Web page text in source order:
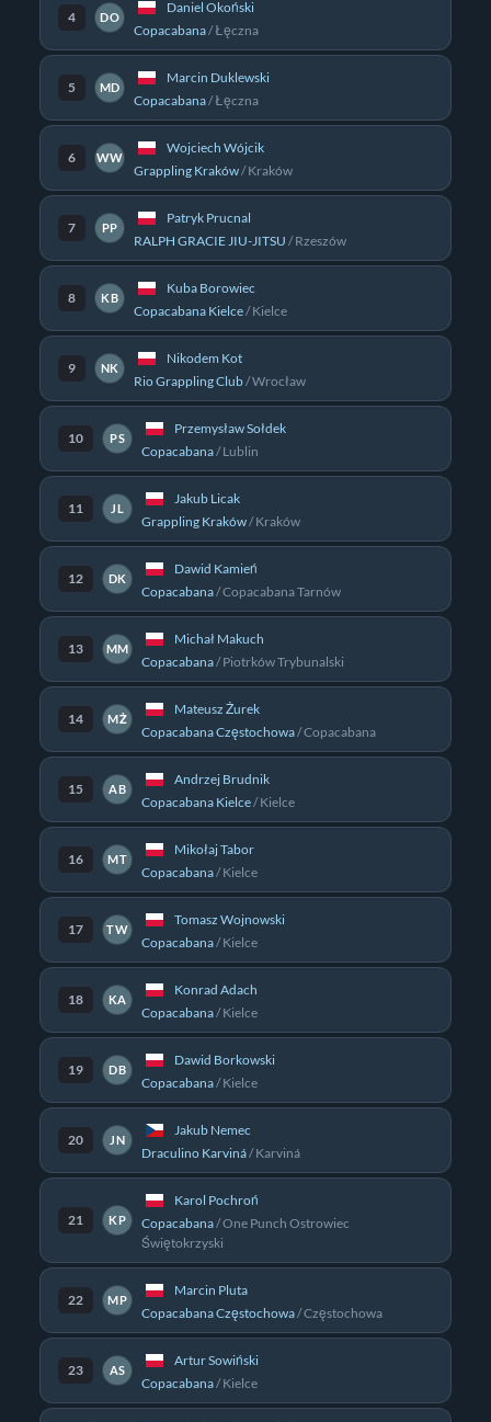
4 DO
Daniel Okoński
Copacabana/Łęczna
5 MD
Marcin Duklewski
Copacabana/Łęczna
6 WW
Wojciech Wójcik
Grappling Kraków/Kraków
7 PP
Patryk Prucnal
RALPH GRACIE JIU-JITSU /Rzeszów
8 KB
Kuba Borowiec
Copacabana Kielce/Kielce
9 NK
Nikodem Kot
Rio Grappling Club/Wrocław
10 PS
Przemysław Sołdek
Copacabana/Lublin
11 JL
Jakub Licak
Grappling Kraków/Kraków
12 DK
Dawid Kamień
Copacabana/Copacabana Tarnów
13 MM
Michał Makuch
Copacabana/Piotrków Trybunalski
14 MŻ
Mateusz Żurek
Copacabana Częstochowa/Copacabana
15 AB
Andrzej Brudnik
Copacabana Kielce/Kielce
16 MT
Mikołaj Tabor
Copacabana/Kielce
17 TW
Tomasz Wojnowski
Copacabana/Kielce
18 KA
Konrad Adach
Copacabana/Kielce
19 DB
Dawid Borkowski
Copacabana/Kielce
20 JN
Jakub Nemec
Draculino Karviná/Karviná
21 KP
Karol Pochroń
Copacabana/One Punch Ostrowiec
Świętokrzyski
22 MP
Marcin Pluta
Copacabana Częstochowa/Częstochowa
23 AS
Artur Sowiński
Copacabana/Kielce